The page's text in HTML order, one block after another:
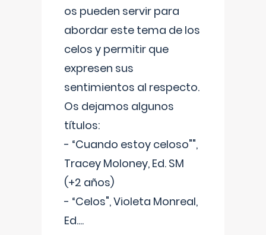
os pueden servir para
abordar este tema de los
celos y permitir que
expresen sus
sentimientos al respecto.
Os dejamos algunos
títulos:
- “Cuando estoy celoso"",
Tracey Moloney, Ed. SM
(+2 años)
- “Celos", Violeta Monreal,
Ed....